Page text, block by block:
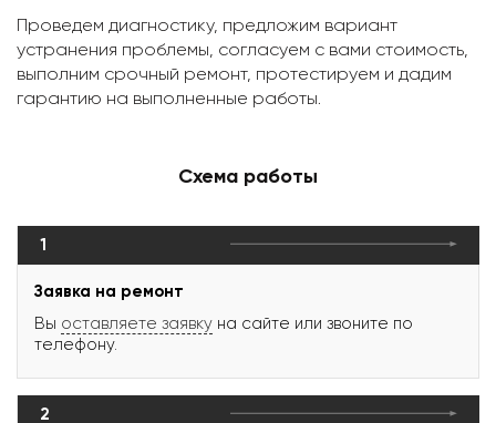
Проведем диагностику, предложим вариант
устранения проблемы, согласуем с вами стоимость,
выполним срочный ремонт, протестируем и дадим
гарантию на выполненные работы.
Схема работы
1
Заявка на ремонт
Вы оставляете заявку на сайте или звоните по
телефону.
2